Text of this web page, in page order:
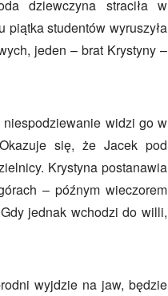
dziewczyna straciła w
studentów wyruszyła
jeden – brat Krystyny –
widzi go w
się, że Jacek pod
Krystyna postanawia
– późnym wieczorem
jednak wchodzi do willi,
wyjdzie na jaw, będzie